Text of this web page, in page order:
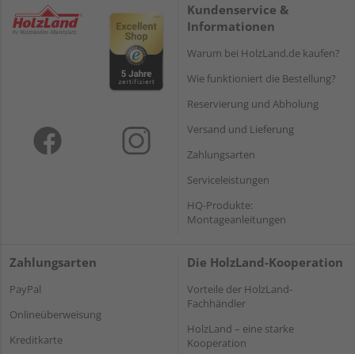
Kundenservice &
Informationen
Warum bei HolzLand.de kaufen?
Wie funktioniert die Bestellung?
Reservierung und Abholung
Versand und Lieferung
Zahlungsarten
Serviceleistungen
HQ-Produkte:
Montageanleitungen
Zahlungsarten
PayPal
Onlineüberweisung
Kreditkarte
Die HolzLand-Kooperation
Vorteile der HolzLand-
Fachhändler
HolzLand – eine starke
Kooperation